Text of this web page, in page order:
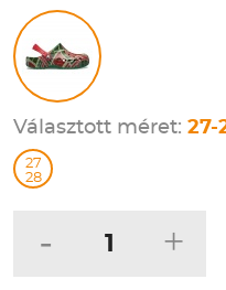
Választott méret: 27-
27
28
- +